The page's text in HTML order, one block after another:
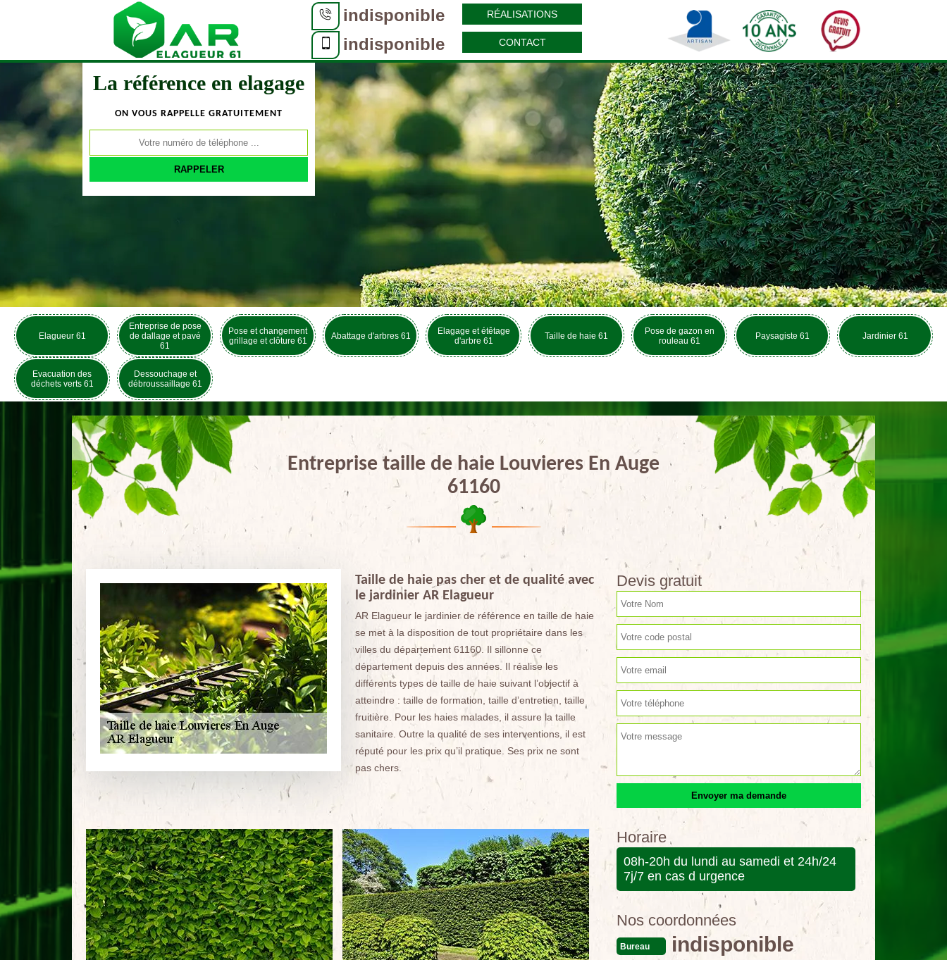
indisponible
indisponible
RÉALISATIONS
CONTACT
La référence en elagage
ON VOUS RAPPELLE GRATUITEMENT
Elagueur 61
Entreprise de pose
de dallage et pavé
61
Pose et changement
grillage et clôture 61
Abattage d'arbres 61
Elagage et étêtage
d'arbre 61
Taille de haie 61
Pose de gazon en
rouleau 61
Paysagiste 61 Jardinier 61
Evacuation des
déchets verts 61
Dessouchage et
débroussaillage 61
Entreprise taille de haie Louvieres En Auge
61160
Taille de haie pas cher et de qualité avec
le jardinier AR Elagueur
AR Elagueur le jardinier de référence en taille de haie
se met à la disposition de tout propriétaire dans les
villes du département 61160. Il sillonne ce
département depuis des années. Il réalise les
différents types de taille de haie suivant l’objectif à
atteindre : taille de formation, taille d’entretien, taille
fruitière. Pour les haies malades, il assure la taille
sanitaire. Outre la qualité de ses interventions, il est
réputé pour les prix qu’il pratique. Ses prix ne sont
pas chers.
Devis gratuit
Horaire
08h-20h du lundi au samedi et 24h/24
7j/7 en cas d urgence
Nos coordonnées
Bureau indisponible